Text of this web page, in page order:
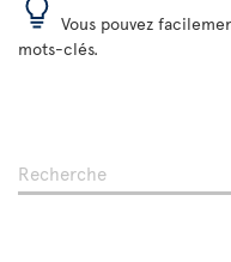
Vous pouvez
mots-clés.